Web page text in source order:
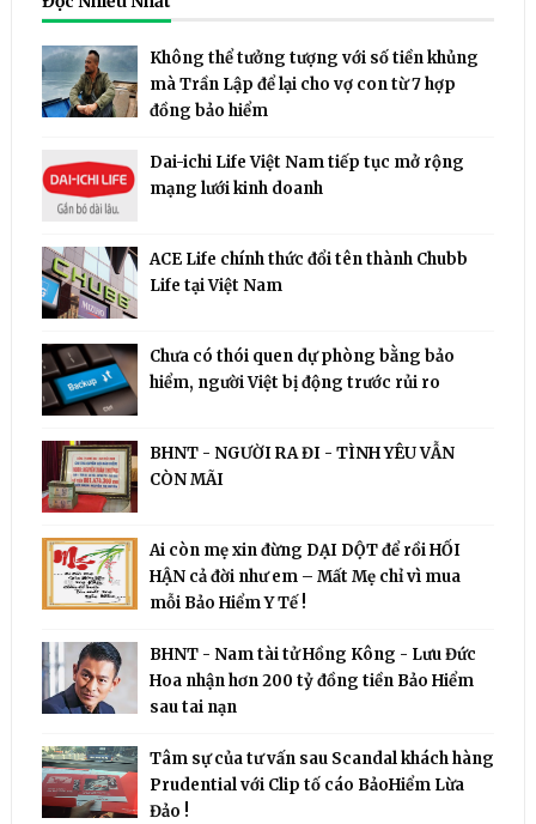
Không thể tưởng tượng với số tiền khủng
mà Trần Lập để lại cho vợ con từ 7 hợp
đồng bảo hiểm
Dai-ichi Life Việt Nam tiếp tục mở rộng
mạng lưới kinh doanh
ACE Life chính thức đổi tên thành Chubb
Life tại Việt Nam
Chưa có thói quen dự phòng bằng bảo
hiểm, người Việt bị động trước rủi ro
BHNT - NGƯỜI RA ĐI - TÌNH YÊU VẪN
CÒN MÃI
Ai còn mẹ xin đừng DẠI DỘT để rồi HỐI
HẬN cả đời như em – Mất Mẹ chỉ vì mua
mỗi Bảo Hiểm Y Tế !
BHNT - Nam tài tử Hồng Kông - Lưu Đức
Hoa nhận hơn 200 tỷ đồng tiền Bảo Hiểm
sau tai nạn
Tâm sự của tư vấn sau Scandal khách hàng
Prudential với Clip tố cáo BảoHiểm Lừa
Đảo !